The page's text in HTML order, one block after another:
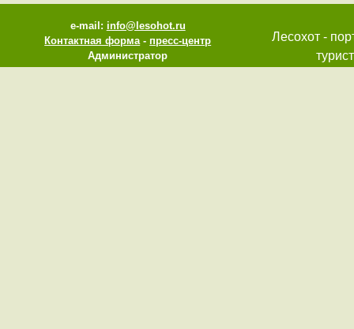
e-mail: info@lesohot.ru
Контактная форма-пресс-центр
Администратор
Лесохот -